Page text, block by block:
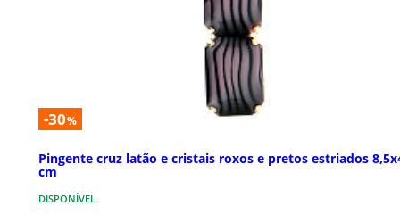
-30%
Pingente cruz latão e cristais roxos e pretos estriados
cm
DISPONÍVEL